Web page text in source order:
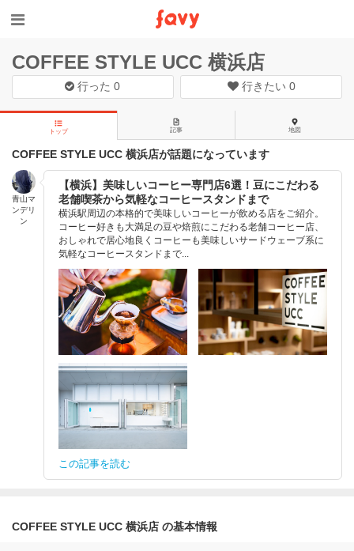
COFFEE STYLE UCC 横浜店
行った0 行きたい 0
トップ 記事 地図
COFFEE STYLE UCC 横浜店が話題になっています
青山マ
ンデリ
ン
【横浜】美味しいコーヒー専門店6選！豆にこだわる
老舗喫茶から気軽なコーヒースタンドまで
横浜駅周辺の本格的で美味しいコーヒーが飲める店をご紹介。
コーヒー好きも大満足の豆や焙煎にこだわる老舗コーヒー店、
おしゃれで居心地良くコーヒーも美味しいサードウェーブ系に
気軽なコーヒースタンドまで...
この記事を読む
COFFEE STYLE UCC 横浜店 の基本情報